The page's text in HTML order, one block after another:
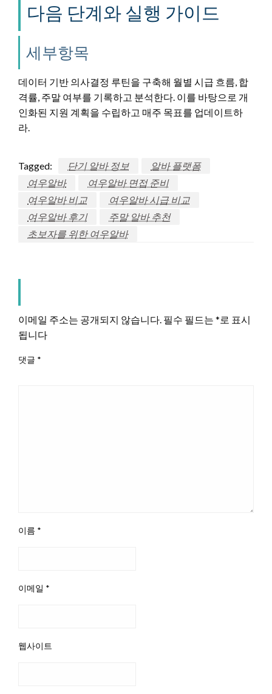
다음 단계와 실행 가이드
세부항목
데이터 기반 의사결정 루틴을 구축해 월별 시급 흐름, 합
격률, 주말 여부를 기록하고 분석한다. 이를 바탕으로 개
인화된 지원 계획을 수립하고 매주 목표를 업데이트하
라.
Tagged: 단기 알바 정보
알바 플랫폼
여우알바
여우알바 면접 준비
여우알바 비교
여우알바 시급 비교
여우알바 후기
주말 알바 추천
초보자를 위한 여우알바
이메일 주소는 공개되지 않습니다. 필수 필드는 *로 표시
됩니다
댓글 *
이름 *
이메일 *
웹사이트